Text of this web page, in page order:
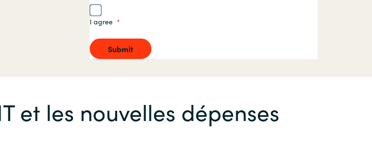
I agree
Submit
et les nouvelles dépenses